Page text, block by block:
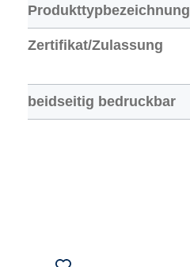
Produkttypbezeichnung
Zertifikat/Zulassung
beidseitig bedruckbar